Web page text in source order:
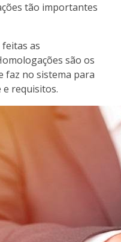
tão importantes
as
são os
faz no sistema para
requisitos.